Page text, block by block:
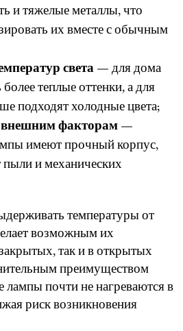
и тяжелые металлы, что
их вместе с обычным
света— для дома
теплые оттенки, а для
подходят холодные цвета;
внешним факторам—
имеют прочный корпус,
и механических
температуры от
возможным их
так и в открытых
преимуществом
лампы почти не нагреваются в
риск возникновения